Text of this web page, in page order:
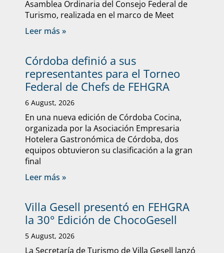
Asamblea Ordinaria del Consejo Federal de
Turismo, realizada en el marco de Meet
Leer más »
Córdoba definió a sus
representantes para el Torneo
Federal de Chefs de FEHGRA
6 August, 2026
En una nueva edición de Córdoba Cocina,
organizada por la Asociación Empresaria
Hotelera Gastronómica de Córdoba, dos
equipos obtuvieron su clasificación a la gran
final
Leer más »
Villa Gesell presentó en FEHGRA
la 30° Edición de ChocoGesell
5 August, 2026
La Secretaría de Turismo de Villa Gesell lanzó